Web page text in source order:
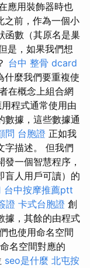
應用裝飾器時也
之前，作為一個小
函數（其原名是巢
是，如果我們想
台中 整骨 dcard
什麼我們要重複使
在概念上組合網
程式通常使用由
數據，這些數據通
問 台胞證 正如我
字描述。 但我們
一個智慧程序，
盲人用戶可讀）的
台中按摩推薦ptt
證 卡式台胞證 創
據，其餘的由程式
也使用命名空間
名空間對應的
seo是什麼 北屯按